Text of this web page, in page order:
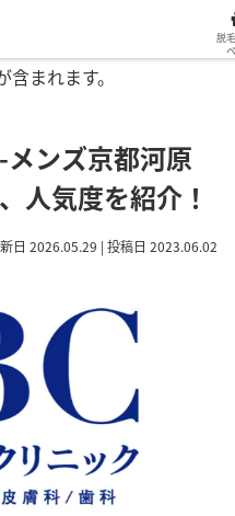
まれます。
ンズ京都河原
人気度を紹介！
日 2026.05.29 | 投稿日 2023.06.02
脱